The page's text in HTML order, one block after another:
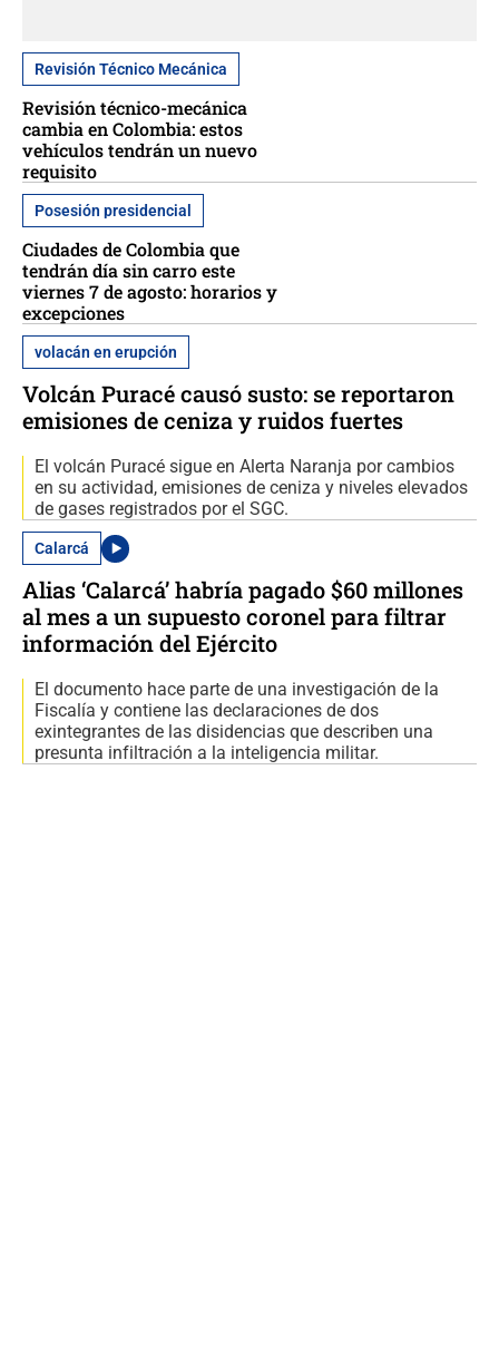
Revisión Técnico Mecánica
Revisión técnico-mecánica
cambia en Colombia: estos
vehículos tendrán un nuevo
requisito
Posesión presidencial
Ciudades de Colombia que
tendrán día sin carro este
viernes 7 de agosto: horarios y
excepciones
volacán en erupción
Volcán Puracé causó susto: se reportaron
emisiones de ceniza y ruidos fuertes
El volcán Puracé sigue en Alerta Naranja por cambios
en su actividad, emisiones de ceniza y niveles elevados
de gases registrados por el SGC.
Calarcá
Alias ‘Calarcá’ habría pagado $60 millones
al mes a un supuesto coronel para filtrar
información del Ejército
El documento hace parte de una investigación de la
Fiscalía y contiene las declaraciones de dos
exintegrantes de las disidencias que describen una
presunta infiltración a la inteligencia militar.